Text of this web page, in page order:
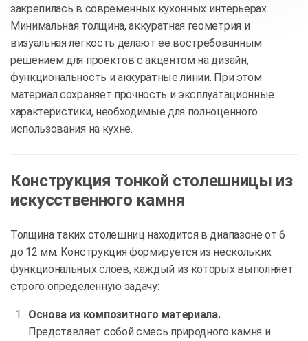
закрепилась в современных кухонных интерьерах.
Минимальная толщина, аккуратная геометрия и
визуальная легкость делают ее востребованным
решением для проектов с акцентом на дизайн,
функциональность и аккуратные линии. При этом
материал сохраняет прочность и эксплуатационные
характеристики, необходимые для полноценного
использования на кухне.
Конструкция тонкой столешницы из
искусственного камня
Толщина таких столешниц находится в диапазоне от 6
до 12 мм. Конструкция формируется из нескольких
функциональных слоев, каждый из которых выполняет
строго определенную задачу:
Основа из композитного материала.
Представляет собой смесь природного камня и